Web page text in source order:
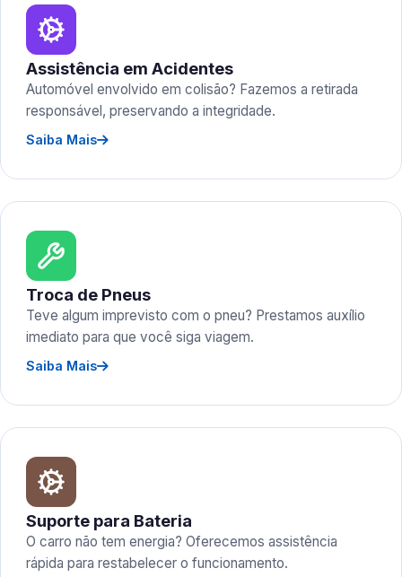
Assistência em Acidentes
Automóvel envolvido em colisão? Fazemos a retirada
responsável, preservando a integridade.
Saiba Mais
Troca de Pneus
Teve algum imprevisto com o pneu? Prestamos auxílio
imediato para que você siga viagem.
Saiba Mais
Suporte para Bateria
O carro não tem energia? Oferecemos assistência
rápida para restabelecer o funcionamento.